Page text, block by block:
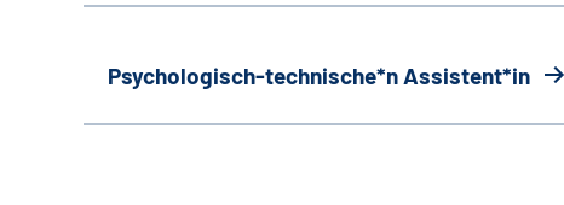
Psychologisch-technische*n Assistent*in